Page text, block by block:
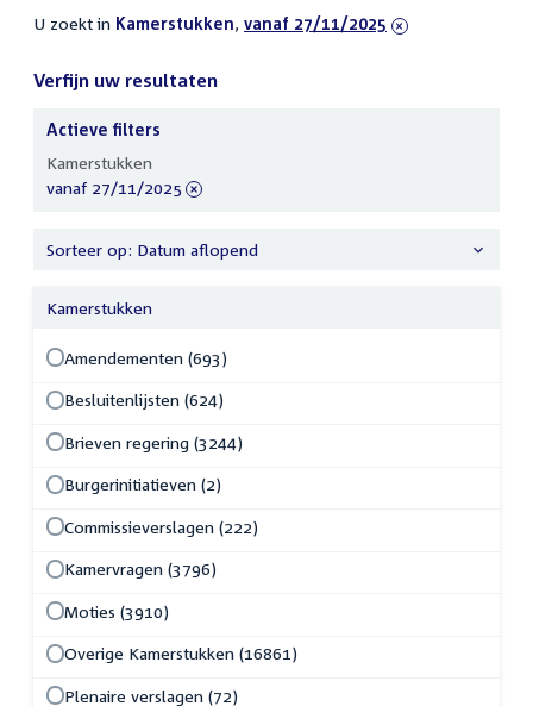
U zoekt in actieve
Kamerstukken, verwijder
vanaf 27/11/2025
Verfijn uw resultaten
uw
resultaten
Actieve filters
Kamerstukken
verwijder
vanaf 27/11/2025
Sorteer op: Datum aflopend
Kamerstukken
Amendementen (693)
Besluitenlijsten (624)
Brieven regering (3244)
Burgerinitiatieven (2)
Commissieverslagen (222)
Kamervragen (3796)
Moties (3910)
Overige Kamerstukken (16861)
Plenaire verslagen (72)